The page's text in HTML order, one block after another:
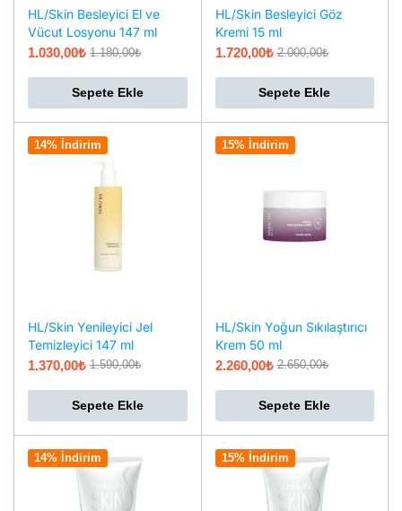
HL/Skin Besleyici El ve
Vücut Losyonu 147 ml
1.180,00₺
1.030,00₺
Sepete Ekle
HL/Skin Besleyici Göz
Kremi 15 ml
2.000,00₺
1.720,00₺
Sepete Ekle
14% İndirim
HL/Skin Yenileyici Jel
Temizleyici 147 ml
1.590,00₺
1.370,00₺
Sepete Ekle
15% İndirim
HL/Skin Yoğun Sıkılaştırıcı
Krem 50 ml
2.650,00₺
2.260,00₺
Sepete Ekle
14% İndirim 15% İndirim